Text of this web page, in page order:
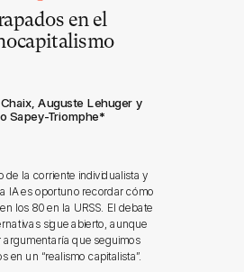
en el
Auguste Lehuger y
Sapey-Triomphe*
de la corriente individualista y
IA es oportuno recordar cómo
los 80 en la URSS. El debate
sigue abierto, aunque
argumentaría que seguimos
en un “realismo capitalista”.